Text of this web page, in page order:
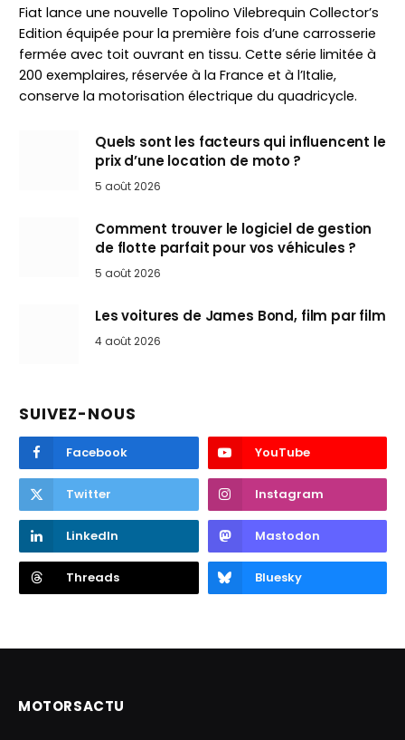
Fiat lance une nouvelle Topolino Vilebrequin Collector’s
Edition équipée pour la première fois d’une carrosserie
fermée avec toit ouvrant en tissu. Cette série limitée à
200 exemplaires, réservée à la France et à l’Italie,
conserve la motorisation électrique du quadricycle.
Quels sont les facteurs qui influencent le
prix d’une location de moto ?
5 août 2026
Comment trouver le logiciel de gestion
de flotte parfait pour vos véhicules ?
5 août 2026
Les voitures de James Bond, film par film
4 août 2026
SUIVEZ-NOUS
Facebook YouTube
Twitter Instagram
LinkedIn Mastodon
Threads Bluesky
MOTORSACTU